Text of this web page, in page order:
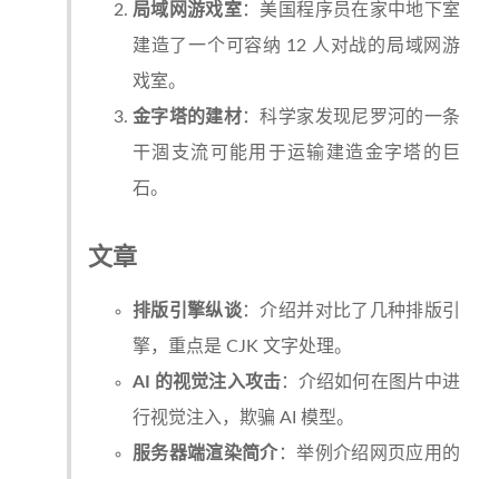
局域网游戏室：美国程序员在家中地下室
建造了一个可容纳 12 人对战的局域网游
戏室。
金字塔的建材：科学家发现尼罗河的一条
干涸支流可能用于运输建造金字塔的巨
石。
文章
排版引擎纵谈：介绍并对比了几种排版引
擎，重点是 CJK 文字处理。
AI 的视觉注入攻击：介绍如何在图片中进
行视觉注入，欺骗 AI 模型。
服务器端渲染简介：举例介绍网页应用的